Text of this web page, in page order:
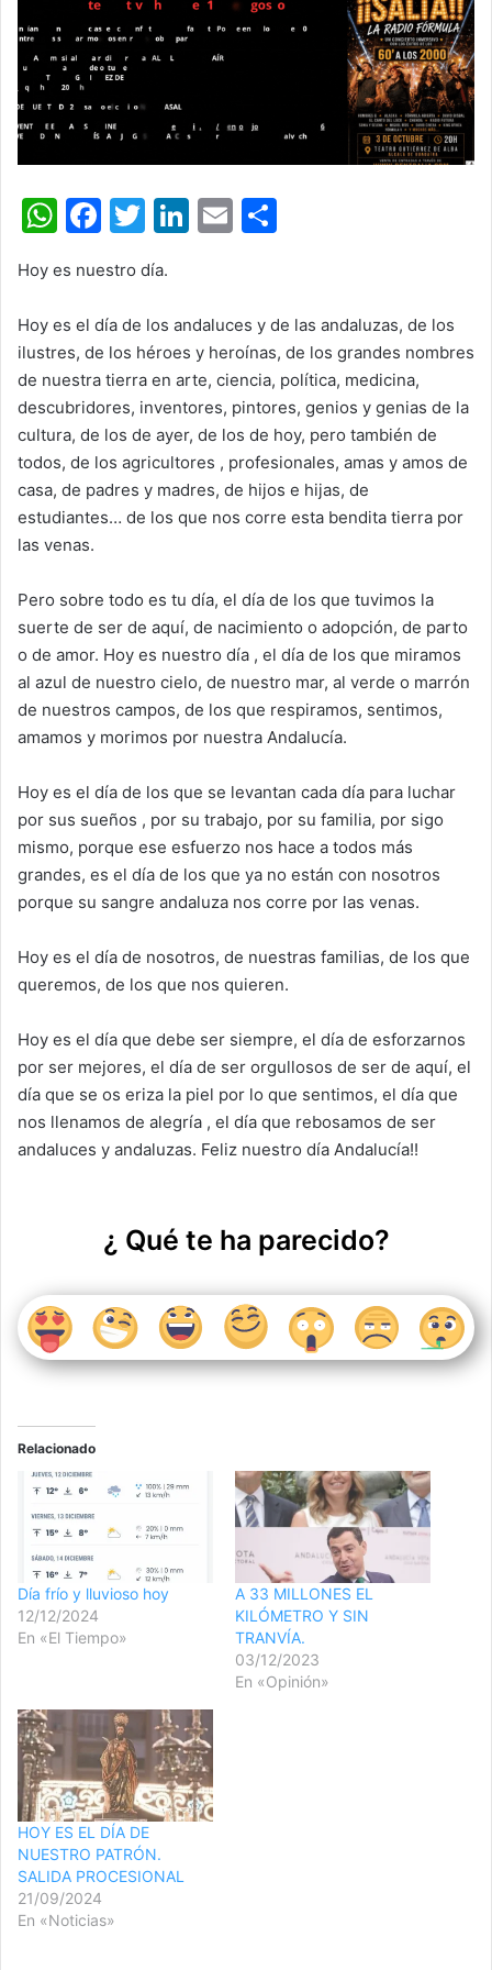
W
at
s
A
p
p
F
c
e
b
o
o
k
T
itt
er
Li
e
dI
n
E
l
p
ar
tir
Hoy es nuestro día.
Hoy es el día de los andaluces y de las andaluzas, de los
ilustres, de los héroes y heroínas, de los grandes nombres
de nuestra tierra en arte, ciencia, política, medicina,
descubridores, inventores, pintores, genios y genias de la
cultura, de los de ayer, de los de hoy, pero también de
todos, de los agricultores , profesionales, amas y amos de
casa, de padres y madres, de hijos e hijas, de
estudiantes… de los que nos corre esta bendita tierra por
las venas.
Pero sobre todo es tu día, el día de los que tuvimos la
suerte de ser de aquí, de nacimiento o adopción, de parto
o de amor. Hoy es nuestro día , el día de los que miramos
al azul de nuestro cielo, de nuestro mar, al verde o marrón
de nuestros campos, de los que respiramos, sentimos,
amamos y morimos por nuestra Andalucía.
Hoy es el día de los que se levantan cada día para luchar
por sus sueños , por su trabajo, por su familia, por sigo
mismo, porque ese esfuerzo nos hace a todos más
grandes, es el día de los que ya no están con nosotros
porque su sangre andaluza nos corre por las venas.
Hoy es el día de nosotros, de nuestras familias, de los que
queremos, de los que nos quieren.
Hoy es el día que debe ser siempre, el día de esforzarnos
por ser mejores, el día de ser orgullosos de ser de aquí, el
día que se os eriza la piel por lo que sentimos, el día que
nos llenamos de alegría , el día que rebosamos de ser
andaluces y andaluzas. Feliz nuestro día Andalucía!!
¿ Qué te ha parecido?
Relacionado
Día frío y lluvioso hoy
12/12/2024
En «El Tiempo»
A 33 MILLONES EL
KILÓMETRO Y SIN
TRANVÍA.
03/12/2023
En «Opinión»
HOY ES EL DÍA DE
NUESTRO PATRÓN.
SALIDA PROCESIONAL
21/09/2024
En «Noticias»